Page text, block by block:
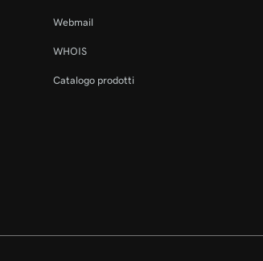
Webmail
WHOIS
Catalogo prodotti